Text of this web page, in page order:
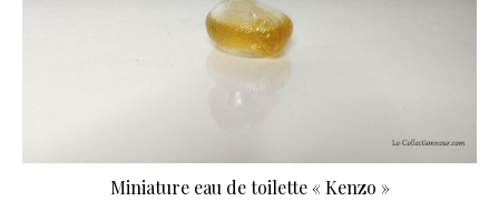
Miniature eau de toilette « Kenzo »